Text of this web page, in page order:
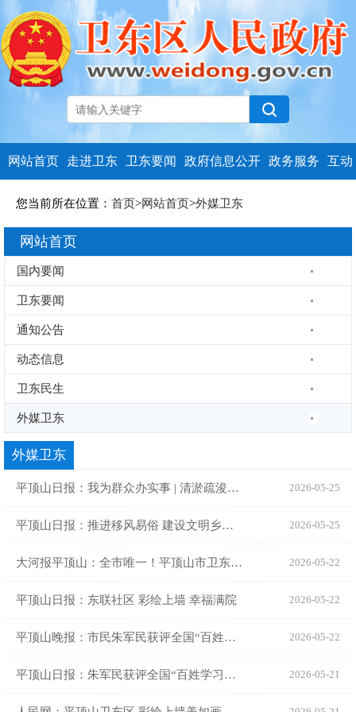
网站首页 走进卫东 卫东要闻 政府信息公开 政务服务 互动
您当前所在位置： 首页>网站首页>外媒卫东
网站首页
国内要闻
卫东要闻
通知公告
动态信息
卫东民生
外媒卫东
外媒卫东
平顶山日报：我为群众办实事 | 清淤疏浚提高防汛能力 2026-05-25
平顶山日报：推进移风易俗 建设文明乡风 | 移风易俗“小切口” 带动乡风“大变革” ... 2026-05-25
大河报平顶山：全市唯一！平顶山市卫东区朱军民获评2026年全国“百姓学习之星” 2026-05-22
平顶山日报：东联社区 彩绘上墙 幸福满院 2026-05-22
平顶山晚报：市民朱军民获评全国“百姓学习之星” 钟情书画育桃李 不计身残有担当 2026-05-22
平顶山日报：朱军民获评全国“百姓学习之星” 全市唯一 2026-05-21